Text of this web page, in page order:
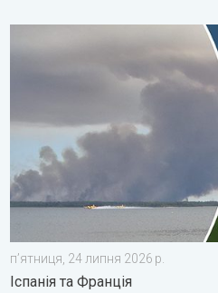
Лісові пожежі виходять з-під
пʼятниця, 24 липня 2026 р.
Іспанія та Франція